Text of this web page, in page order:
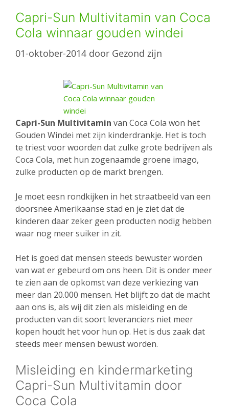
Capri-Sun Multivitamin van Coca
Cola winnaar gouden windei
01-oktober-2014 door Gezond zijn
Capri-Sun Multivitamin van Coca Cola won het
Gouden Windei met zijn kinderdrankje. Het is toch
te triest voor woorden dat zulke grote bedrijven als
Coca Cola, met hun zogenaamde groene imago,
zulke producten op de markt brengen.
Je moet eesn rondkijken in het straatbeeld van een
doorsnee Amerikaanse stad en je ziet dat de
kinderen daar zeker geen producten nodig hebben
waar nog meer suiker in zit.
Het is goed dat mensen steeds bewuster worden
van wat er gebeurd om ons heen. Dit is onder meer
te zien aan de opkomst van deze verkiezing van
meer dan 20.000 mensen. Het blijft zo dat de macht
aan ons is, als wij dit zien als misleiding en de
producten van dit soort leveranciers niet meer
kopen houdt het voor hun op. Het is dus zaak dat
steeds meer mensen bewust worden.
Misleiding en kindermarketing
Capri-Sun Multivitamin door
Coca Cola